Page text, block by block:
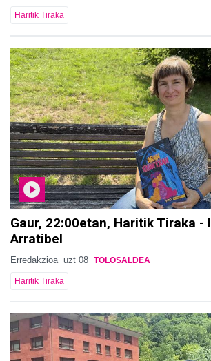
Haritik Tiraka
Gaur, 22:00etan, Haritik Tiraka -
Arratibel
Erredakzioa uzt 08 TOLOSALDEA
Haritik Tiraka